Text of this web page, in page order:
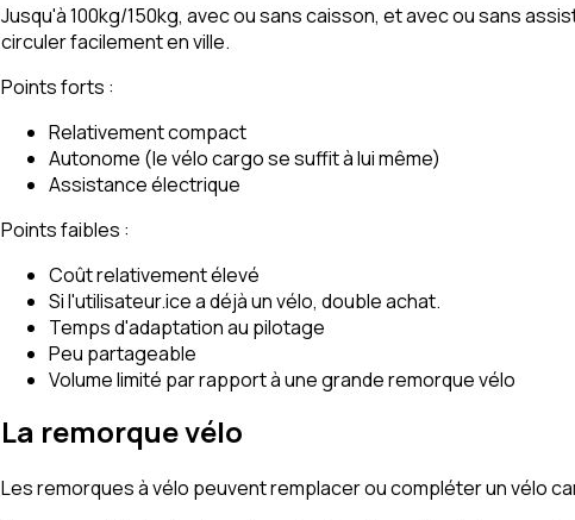
Jusqu'à 100kg/150kg, avec ou sans caisson, et avec ou sans
circuler facilement en ville.
Points forts :
Relativement compact
Autonome (le vélo cargo se suffit à lui même)
Assistance électrique
Points faibles :
Coût relativement élevé
Si l'utilisateur.ice a déjà un vélo, double achat.
Temps d'adaptation au pilotage
Peu partageable
Volume limité par rapport à une grande remorque vélo
La remorque vélo
Les remorques à vélo peuvent remplacer ou compléter un vélo